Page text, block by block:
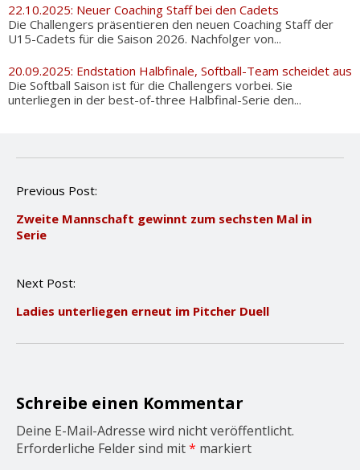
22.10.2025: Neuer Coaching Staff bei den Cadets
Die Challengers präsentieren den neuen Coaching Staff der
U15-Cadets für die Saison 2026. Nachfolger von...
20.09.2025: Endstation Halbfinale, Softball-Team scheidet aus
Die Softball Saison ist für die Challengers vorbei. Sie
unterliegen in der best-of-three Halbfinal-Serie den...
P
s
t
v
g
n
Previous Post:
Zweite Mannschaft gewinnt zum sechsten Mal in
Serie
Next Post:
Ladies unterliegen erneut im Pitcher Duell
Schreibe einen Kommentar
Deine E-Mail-Adresse wird nicht veröffentlicht.
Erforderliche Felder sind mit* markiert